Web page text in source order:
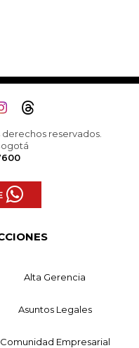
derechos reservados.
Alta Gerencia
Asuntos Legales
Comunidad Empresarial